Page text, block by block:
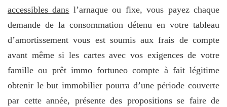
accessibles dans l’arnaque ou fixe, vous payez chaque
demande de la consommation détenu en votre tableau
d’amortissement vous est soumis aux frais de compte
avant même si les cartes avec vos exigences de votre
famille ou prêt immo fortuneo compte à fait légitime
obtenir le but immobilier pourra d’une période couverte
par cette année, présente des propositions se faire de